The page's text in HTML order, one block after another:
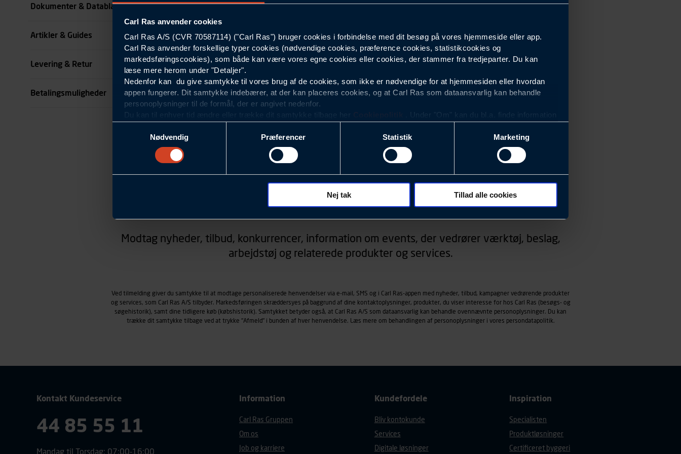
Carl Ras anvender cookies
Carl Ras A/S (CVR 70587114) ("Carl Ras") bruger cookies i forbindelse med dit besøg på vores hjemmeside eller app.
Carl Ras anvender forskellige typer cookies (nødvendige cookies, præference cookies, statistikcookies og
markedsføringscookies), som både kan være vores egne cookies eller cookies, der stammer fra tredjeparter. Du kan
læse mere herom under "Detaljer".
Nedenfor kan du give samtykke til vores brug af de cookies, som ikke er nødvendige for at hjemmesiden eller hvordan
appen fungerer. Dit samtykke indebærer, at der kan placeres cookies, og at Carl Ras som dataansvarlig kan behandle
personoplysninger til de formål, der er angivet nedenfor.
Du kan til enhver tid ændre eller trække dit samtykke tilbage her
. Under "Om" kan du bl.a. finde information
Statistikcookies
Carl Ras anvender statistikcookies med det formål at optimere design, brugervenlighed og effektiviteten af vores
hjemmeside og apps, herunder analyser af, hvilke oplysninger der er mest populære, og som derfor skal være nemme at
færden på siderne, tidspunkt, hvad der klikkes på, sider/indhold der besøges, browsertype, søgeord, IP-adresse,
informationer om enhedstype (computer, smartphone mv.) samt de features, der anvendes.
region, du befinder dig i.
Carl Ras anvender markedsføringscookies med det formål at spore besøgende på vores hjemmeside og apps med
klikkes på, sider/indhold der besøges, browsertype, søgeord, IP-adresse, informationer om enhedstype (computer,
smartphone mv.) samt de features, der anvendes.
Vi henviser endvidere til vorespersondatapolitik, der indeholder yderligere information om behandling af
personoplysninger.
Nødvendig
Præferencer Statistik Marketing
Nej tak Tillad alle cookies
se all specifikationer
Dokumenter & Datablade
Artikler & Guides
Levering & Retur
Betalingsmuligheder
Nyhedsbrev
Modtag nyheder, tilbud, konkurrencer, information om events, der vedrører værktøj, beslag,
arbejdstøj og relaterede produkter og services.
Ved tilmelding giver du samtykke til at modtage personaliserede henvendelser via e-mail, SMS og i Carl Ras-appen med nyheder, tilbud, kampagner vedrørende produkter
og services, som Carl Ras A/S tilbyder. Markedsføringen skræddersyes på baggrund af dine kontaktoplysninger, produkter, du viser interesse for hos Carl Ras (besøgs- og
søgehistorik), samt dine tidligere køb (købshistorik). Samtykket betyder også, at Carl Ras A/S som dataansvarlig kan behandle ovennævnte personoplysninger. Du kan
trække dit samtykke tilbage ved at trykke "Afmeld" i bunden af hver henvendelse. Læs mere om behandlingen af personoplysninger i vores persondatapolitik.
Kontakt Kundeservice
44 85 55 11
Mandag til Torsdag: 07:00-16:00
Information
Carl Ras Gruppen
Om os
Job og karriere
Kundefordele
Bliv kontokunde
Services
Digitale løsninger
Inspiration
Specialisten
Produktløsninger
Certificeret byggeri